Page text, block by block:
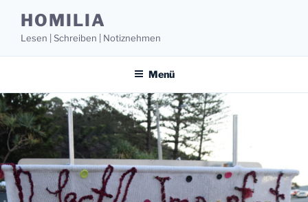
Inhalt
springen
HOMILIA
Lesen | Schreiben | Notiznehmen
Menü